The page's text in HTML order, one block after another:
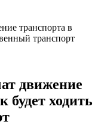
транспорта в
транспорт
движение
будет ходить